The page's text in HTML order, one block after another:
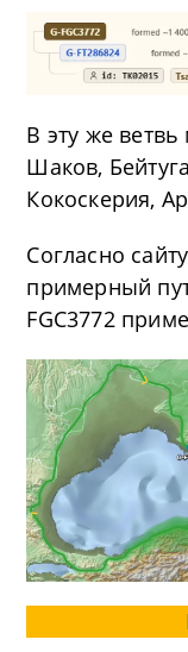
В эту же
Шаков,
Кокоскерия,
Согласно
примерный
FGC3772